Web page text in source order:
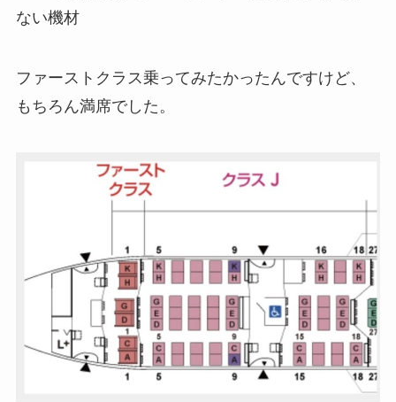
ない機材
ファーストクラス乗ってみたかったんですけど、
もちろん満席でした。